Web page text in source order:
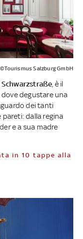
©Tourismus Salzburg GmbH
Schwarzstraße , è il
degustare una
dei tanti
dalla regina
e a sua madre